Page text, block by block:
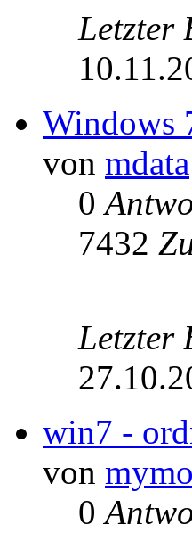
Letzter
Windows
von mdata
0
7432
Letzter
win7 -
von
0